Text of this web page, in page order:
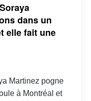
dans un
elle fait une
Martinez pogne
à Montréal et